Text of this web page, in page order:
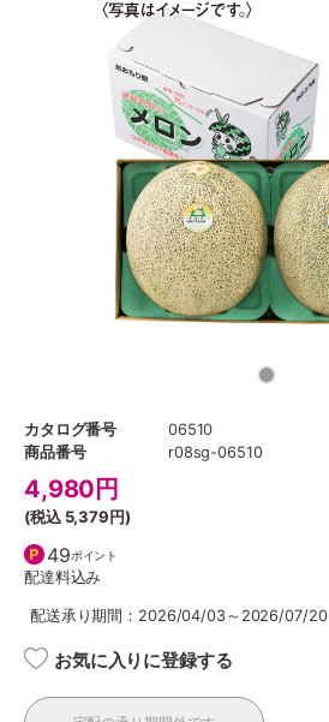
カタログ番号
06510
商品番号
r08sg-06510
4,980 円
(税込 5,379円)
49ポイント
配達料込み
配送承り期間：2026/04/03～2026/07/20
お気に入りに登録する